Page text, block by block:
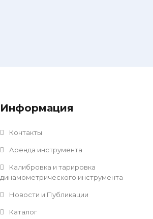
Информация
Контакты
Аренда инструмента
Калибровка и тарировка
динамометрического инструмента
Новости и Публикации
Каталог